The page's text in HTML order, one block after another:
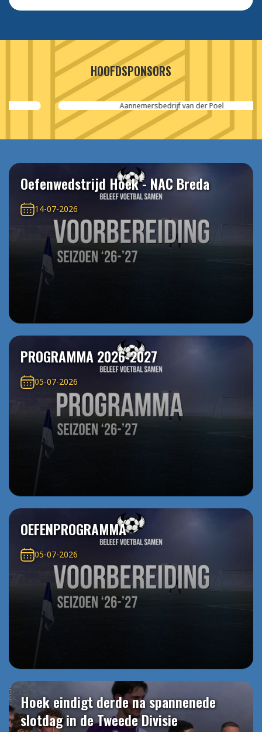
HOOFDSPONSORS
Aannemersbedrijf van der Poel
Oefenwedstrijd Hoek - NAC Breda
14-07-2026
PROGRAMMA 2026-2027
05-07-2026
OEFENPROGRAMMA
05-07-2026
Hoek eindigt derde na spannenede
slotdag in de Tweede Divisie